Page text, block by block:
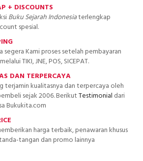
+ DISCOUNTS
Buku Sejarah Indonesiaterlengkap
spesial.
segera Kami proses setelah pembayaran
TIKI, JNE, POS, SICEPAT.
DAN TERPERCAYA
terjamin kualitasnya dan terpercaya oleh
sejak 2006. BerikutTestimonial dari
Bukukita.com
harga terbaik, penawaran khusus
tangan dan promo lainnya